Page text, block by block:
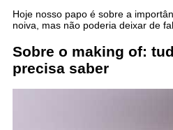
Hoje nosso papo é sobre a
noiva, mas não poderia deixar de
Sobre o making of:
precisa saber